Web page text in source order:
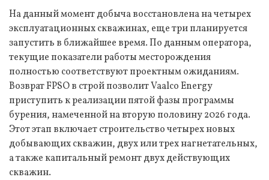
На данный момент добыча восстановлена на четырех
эксплуатационных скважинах, еще три планируется
запустить в ближайшее время. По данным оператора,
текущие показатели работы месторождения
полностью соответствуют проектным ожиданиям.
Возврат FPSO в строй позволит Vaalco Energy
приступить к реализации пятой фазы программы
бурения, намеченной на вторую половину 2026 года.
Этот этап включает строительство четырех новых
добывающих скважин, двух или трех нагнетательных,
а также капитальный ремонт двух действующих
скважин.